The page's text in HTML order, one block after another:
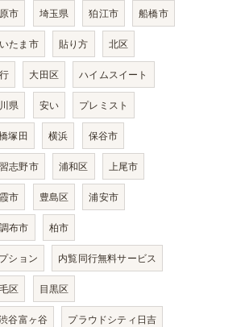
市 埼玉県 狛江市 船橋市
たま市 貼り方 北区
大田区 ハイムスイート
県 安い プレミスト
塚田 横浜 保谷市
習志野市 浦和区 上尾市
市 豊島区 浦安市
調布市 柏市
ション 内覧同行無料サービス
区 目黒区
谷富ヶ谷 プラウドシティ日吉